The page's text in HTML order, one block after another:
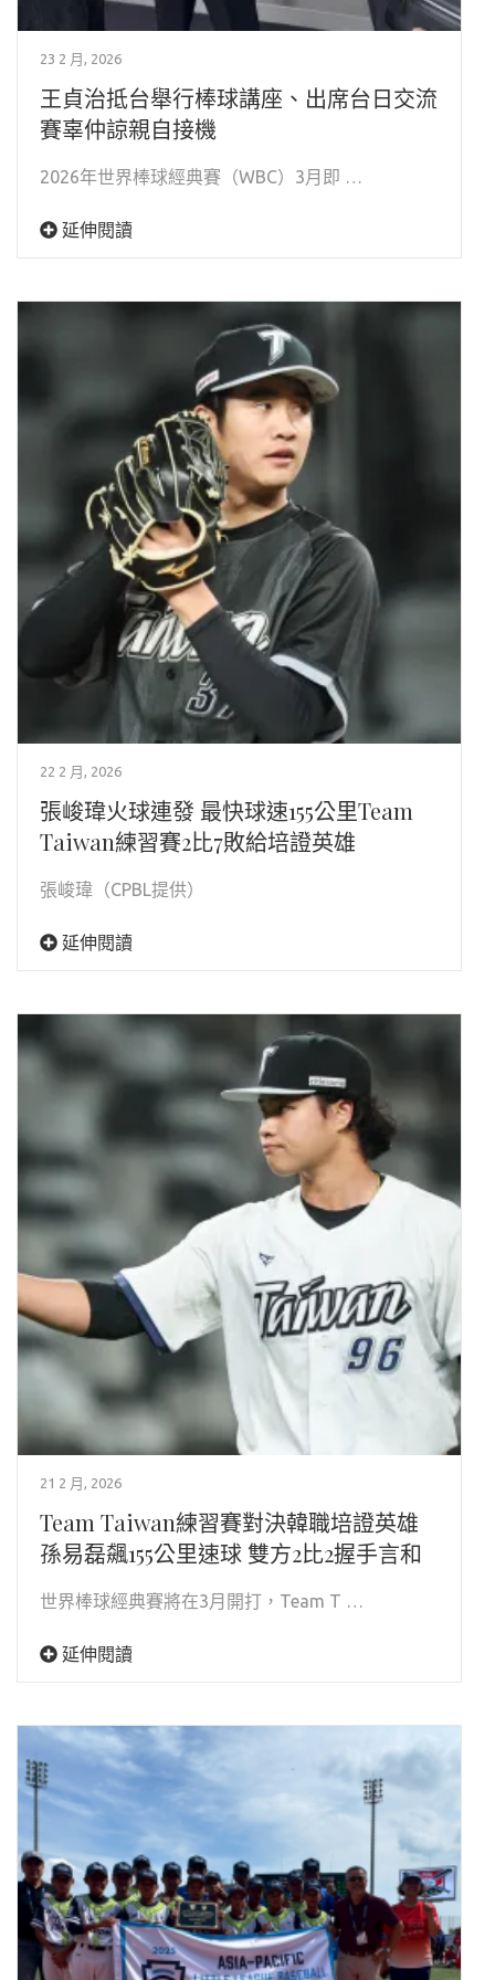
23 2 月, 2026
王貞治抵台舉行棒球講座、出席台日交流
賽辜仲諒親自接機
2026年世界棒球經典賽（WBC）3月即 …
延伸閱讀
22 2 月, 2026
張峻瑋火球連發 最快球速155公里Team
Taiwan練習賽2比7敗給培證英雄
張峻瑋（CPBL提供）
延伸閱讀
21 2 月, 2026
Team Taiwan練習賽對決韓職培證英雄
孫易磊飆155公里速球 雙方2比2握手言和
世界棒球經典賽將在3月開打，Team T …
延伸閱讀